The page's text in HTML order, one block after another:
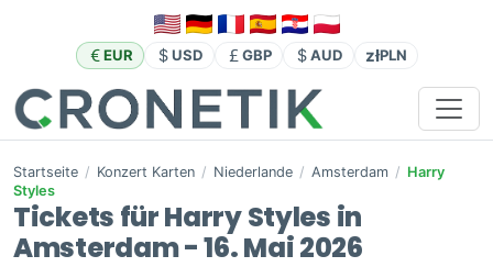
EUR USD GBP AUD złPLN
Startseite / Konzert Karten / Niederlande / Amsterdam / Harry
Styles
Tickets für Harry Styles in
Amsterdam - 16. Mai 2026